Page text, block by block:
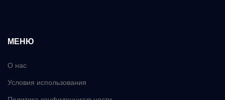
МЕНЮ
О нас
Условия использования